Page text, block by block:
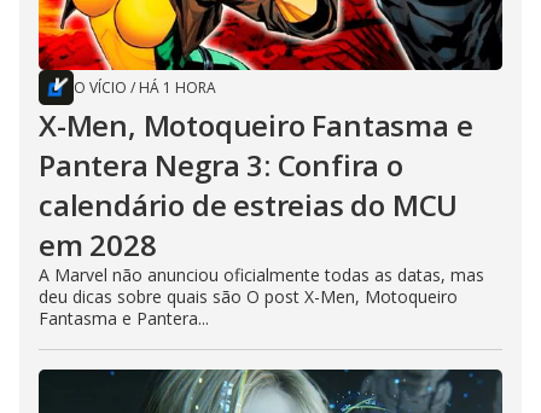
O VÍCIO / HÁ 1 HORA
X-Men, Motoqueiro Fantasma e
Pantera Negra 3: Confira o
calendário de estreias do MCU
em 2028
A Marvel não anunciou oficialmente todas as datas, mas
deu dicas sobre quais são O post X-Men, Motoqueiro
Fantasma e Pantera...